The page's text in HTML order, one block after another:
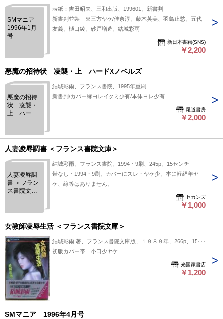
SMマニア
1996年1月
号
表紙：吉田昭夫、三和出版、199601、新書判
新書判並製 ※三方ヤケ/佳奈淳、藤木英美、羽鳥止愁、五代
友義、樋口綾、砂戸増造、結城彩雨
新日本書籍(SNS)
￥2,200
悪魔の招待状 凌襲・上 ハードXノベルズ
悪魔の招待
状 凌襲・
上 ハードX
結城彩雨、フランス書院、1995年重刷
新書判/カバー縁ヨレイタミ少有/本体ヨレ少有
尾道書房
￥2,000
人妻凌辱調書 ＜フランス書院文庫＞
人妻凌辱調
書 ＜フラン
ス書院文庫
結城彩雨、フランス書院、1994・9刷、245p、15センチ
帯なし・1994・9刷。カバーにスレ・ヤケ少、本に軽経年ヤ
ケ、線等はありません。
セカンズ
￥1,000
女教師凌辱生活 ＜フランス書院文庫＞
結城彩雨 著、フランス書院文庫版、１９８９年、266p、15cm
初版カバー帯 小口少ヤケ
光国家書店
￥1,200
SMマニア 1996年4月号